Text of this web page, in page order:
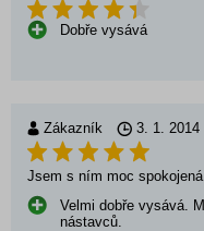
Dobře vysává
Zákazník 3. 1. 2014
Jsem s ním moc
Velmi dobře vysává.
nástavců.